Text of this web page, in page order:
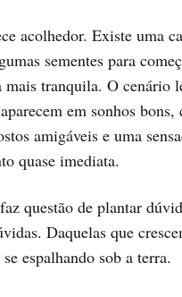
acolhedor. Existe uma
sementes para
mais tranquila. O cenário
em sonhos bons,
amigáveis e uma
quase imediata.
questão de plantar
Daquelas que
espalhando sob a terra.